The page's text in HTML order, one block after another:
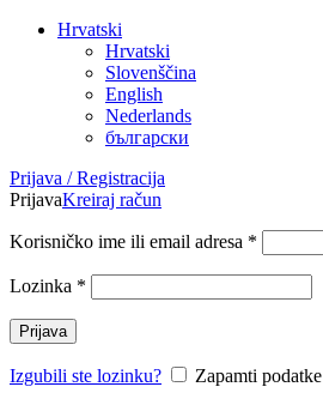
Hrvatski
Hrvatski
Slovenščina
English
Nederlands
български
Prijava / Registracija
PrijavaKreiraj račun
Korisničko ime ili email adresa *
Lozinka *
Prijava
Izgubili ste lozinku?
Zapamti podatke